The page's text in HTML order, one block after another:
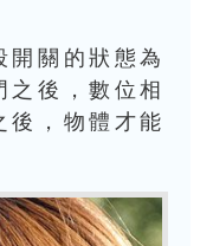
開關的狀態為
之後，數位相
後，物體才能